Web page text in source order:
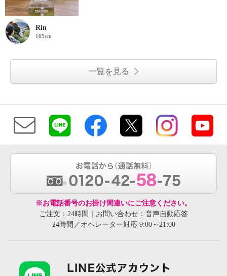
Rin
165cm
一覧を見る
※お電話番号のお掛け間違いにご注意ください。
ご注文：24時間｜お問い合わせ：音声自動応答
24時間／オペレーター対応 9:00～21:00